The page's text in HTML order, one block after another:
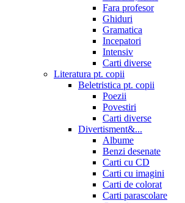
Fara profesor
Ghiduri
Gramatica
Incepatori
Intensiv
Carti diverse
Literatura pt. copii
Beletristica pt. copii
Poezii
Povestiri
Carti diverse
Divertisment&...
Albume
Benzi desenate
Carti cu CD
Carti cu imagini
Carti de colorat
Carti parascolare